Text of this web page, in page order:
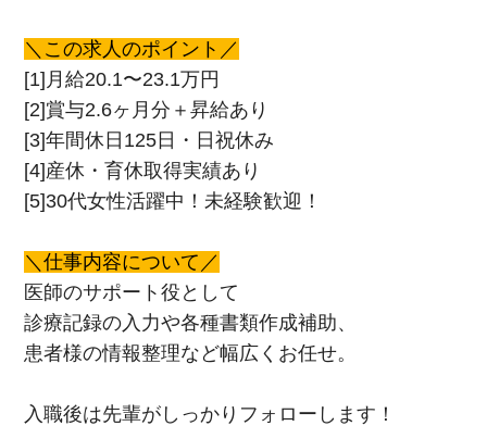
＼この求人のポイント／
[1]月給20.1〜23.1万円
[2]賞与2.6ヶ月分＋昇給あり
[3]年間休日125日・日祝休み
[4]産休・育休取得実績あり
[5]30代女性活躍中！未経験歓迎！
＼仕事内容について／
医師のサポート役として
診療記録の入力や各種書類作成補助、
患者様の情報整理など幅広くお任せ。
入職後は先輩がしっかりフォローします！